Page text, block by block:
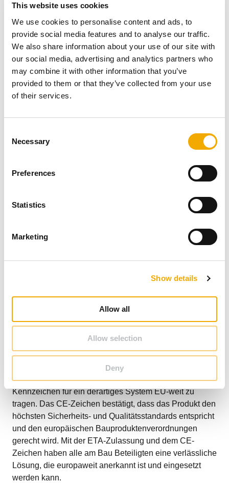
This website uses cookies
We use cookies to personalise content and ads, to
provide social media features and to analyse our traffic.
We also share information about your use of our site with
our social media, advertising and analytics partners who
may combine it with other information that you’ve
provided to them or that they’ve collected from your use
of their services.
Necessary
Preferences
Statistics
Marketing
Show details
Allow all
Allow selection
Deny
ein- und doppelwandige Verbindungsleitungen, für
Wandstärken von 100 bis 600 mm und für
Abgastemperaturen bis 450 °C geeignet. Durch die
sieben herausnehmbaren Rohrschalen ist eine sehr
feine Abstimmung auf die durchzuführende
Verbindungsleitung möglich. Außerdem sorgt die
Aluminiumkaschierung auf der Innenseite der
Geprüft, zugelassen, sicher
Wanddurchführung für Verbindungsleitungen von
Feuerstätten. Es ist die erste Wanddurchführung am
europäischen Markt, die die ETA-Zertifizierung erreicht
hat. Diese wegweisende Zulassung ermöglicht es
Schiedel, als erstes Unternehmen in Europa ein CE-
Kennzeichen für ein derartiges System EU-weit zu
tragen. Das CE-Zeichen bestätigt, dass das Produkt den
höchsten Sicherheits- und Qualitätsstandards entspricht
und den europäischen Bauproduktenverordnungen
gerecht wird. Mit der ETA-Zulassung und dem CE-
Zeichen haben alle am Bau Beteiligten eine verlässliche
Lösung, die europaweit anerkannt ist und eingesetzt
werden kann.